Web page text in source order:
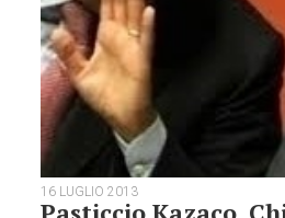
16 LUGLIO 2013